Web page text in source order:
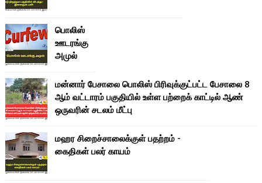
பொலிஸ்
ஊடரங்கு
அமுல்
மன்னார் பேசாலை பொலிஸ் பிரிவுக்குட்பட்ட பேசாலை 8
ஆம் வட்டாரம் பகுதியில் உள்ள பற்றைக் காட்டில் ஆண்
ஒருவரின் சடலம் மீட்பு
மஹர சிறைச்சாலைக்குள் பதற்றம் -
கைதிகள் பலர் காயம்